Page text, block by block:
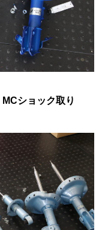
ショック取り